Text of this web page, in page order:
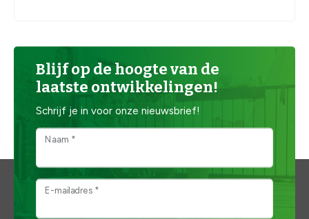
Blijf op de hoogte van de
laatste ontwikkelingen!
Schrijf je in voor onze nieuwsbrief!
Naam *
E-mailadres *